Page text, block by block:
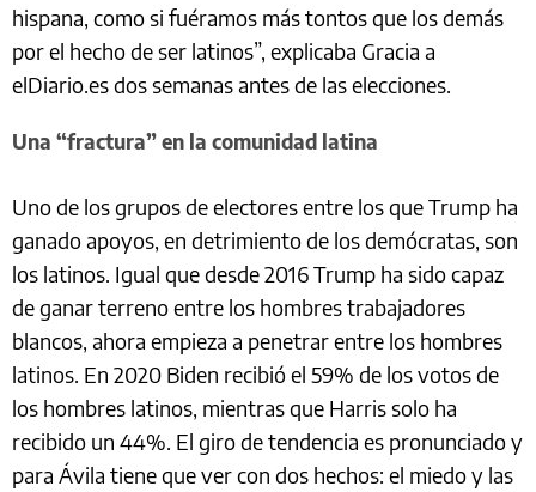
hispana, como si fuéramos más tontos que los demás
por el hecho de ser latinos”, explicaba Gracia a
elDiario.es dos semanas antes de las elecciones.
Una “fractura” en la comunidad latina
Uno de los grupos de electores entre los que Trump ha
ganado apoyos, en detrimiento de los demócratas, son
los latinos. Igual que desde 2016 Trump ha sido capaz
de ganar terreno entre los hombres trabajadores
blancos, ahora empieza a penetrar entre los hombres
latinos. En 2020 Biden recibió el 59% de los votos de
los hombres latinos, mientras que Harris solo ha
recibido un 44%. El giro de tendencia es pronunciado y
para Ávila tiene que ver con dos hechos: el miedo y las